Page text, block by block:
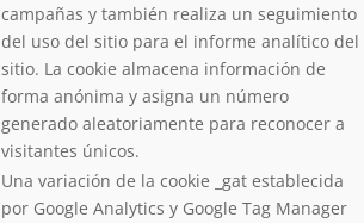
campañas y también realiza un seguimiento
del uso del sitio para el informe analítico del
sitio. La cookie almacena información de
forma anónima y asigna un número
generado aleatoriamente para reconocer a
visitantes únicos.
Una variación de la cookie _gat establecida
por Google Analytics y Google Tag Manager